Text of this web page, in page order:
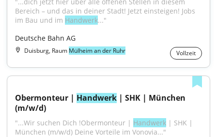
Bereich – und das in deiner Stadt! Jetzt einsteigen! Jobs
im Bau und im Handwerk..."
Deutsche Bahn AG
Duisburg, Raum Mülheim an der Ruhr Vollzeit
Obermonteur | Handwerk | SHK | München
(m/w/d)
"...Wir suchen Dich !Obermonteur | Handwerk | SHK |
München (m/w/d) Deine Vorteile im Vonovia..."